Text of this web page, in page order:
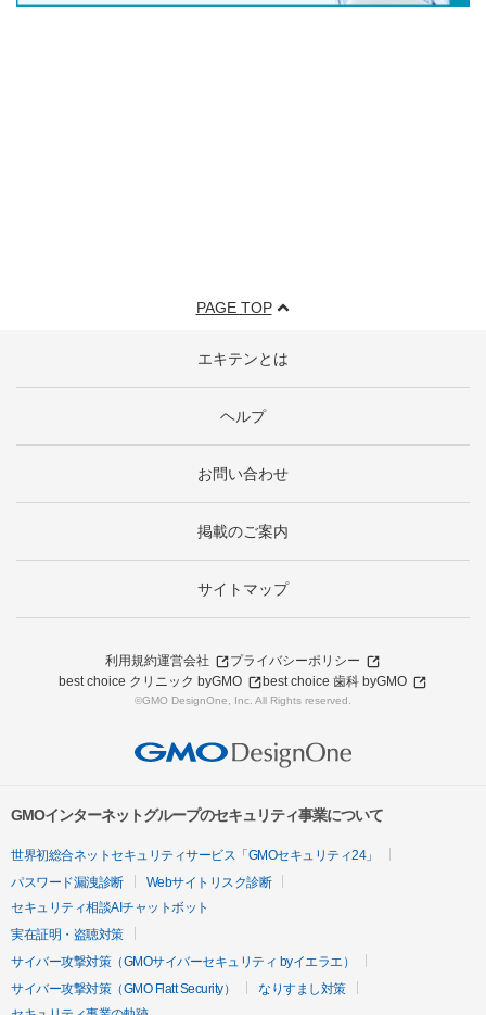
PAGE TOP
エキテンとは
ヘルプ
お問い合わせ
掲載のご案内
サイトマップ
利用規約運営会社
プライバシーポリシー
best choice クリニック byGMO
best choice 歯科 byGMO
©GMO DesignOne, Inc. All Rights reserved.
GMOインターネットグループのセキュリティ事業について
世界初総合ネットセキュリティサービス「GMOセキュリティ24」
パスワード漏洩診断
Webサイトリスク診断
セキュリティ相談AIチャットボット
実在証明・盗聴対策
サイバー攻撃対策（GMOサイバーセキュリティ byイエラエ）
サイバー攻撃対策（GMO Flatt Security）
なりすまし対策